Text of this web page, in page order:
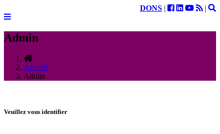
DONS | |
Admin
Accueil
Admin
Veuillez vous identifier